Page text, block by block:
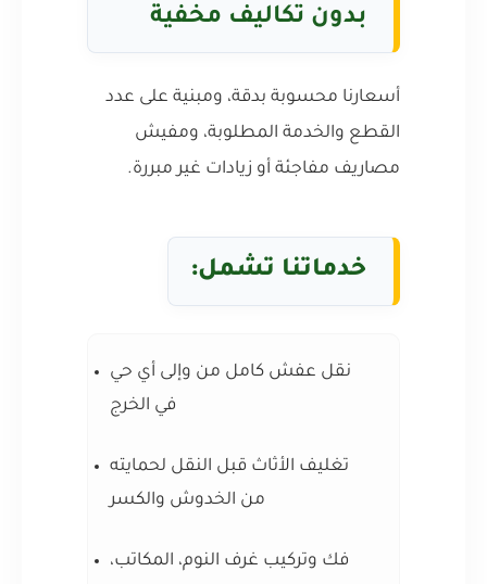
بدون تكاليف مخفية
أسعارنا محسوبة بدقة، ومبنية على عدد
القطع والخدمة المطلوبة، ومفيش
مصاريف مفاجئة أو زيادات غير مبررة.
خدماتنا تشمل:
نقل عفش كامل من وإلى أي حي
في الخرج
تغليف الأثاث قبل النقل لحمايته
من الخدوش والكسر
فك وتركيب غرف النوم، المكاتب،